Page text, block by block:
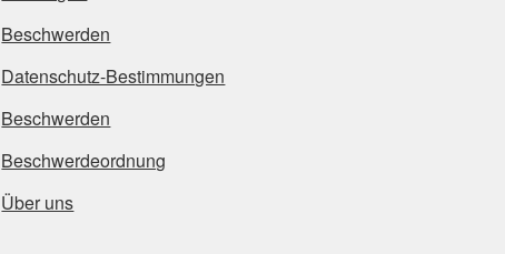
Beschwerden
Datenschutz-Bestimmungen
Beschwerden
Beschwerdeordnung
Über uns